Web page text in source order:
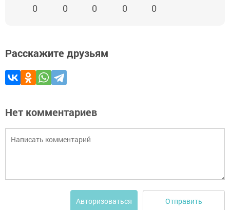
0 0 0 0 0
Расскажите друзьям
Нет комментариев
Авторизоваться Отправить